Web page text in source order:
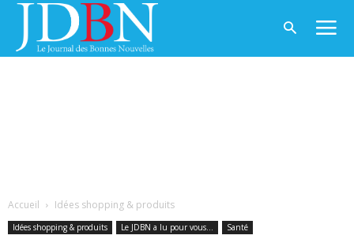
Accueil Idées shopping & produits
Idées shopping & produits Le JDBN a lu pour vous... Santé